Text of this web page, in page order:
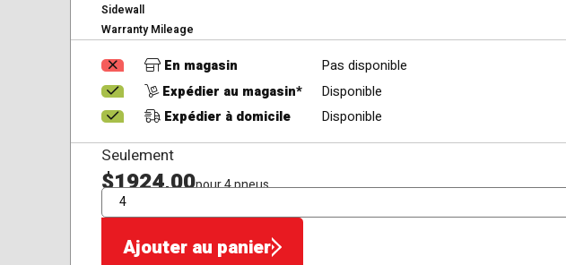
Sidewall
Warranty Mileage
En magasin
Pas disponible
Expédier au magasin*
Disponible
Expédier à domicile
Disponible
Seulement
$1924,00pour 4 pneus
QTÉ
Ajouter au panier